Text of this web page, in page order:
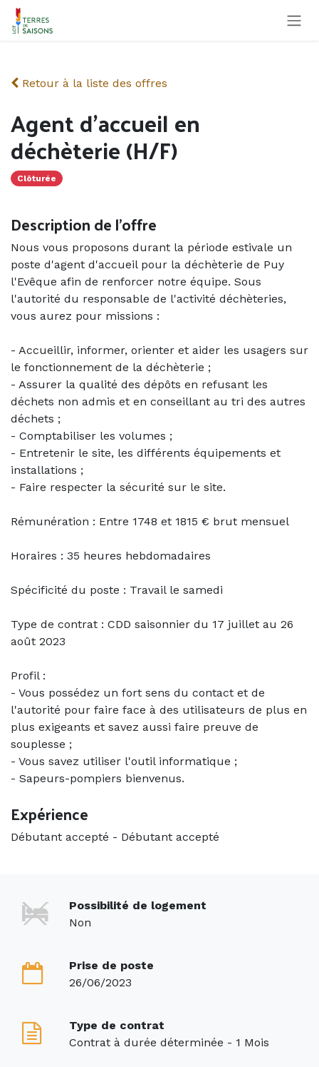
Se rendre au contenu
Retour à la liste des offres
Agent d'accueil en
déchèterie (H/F)
Clôturée
Description de l'offre
Nous vous proposons durant la période estivale un
poste d'agent d'accueil pour la déchèterie de Puy
l'Evêque afin de renforcer notre équipe. Sous
l'autorité du responsable de l'activité déchèteries,
vous aurez pour missions :
- Accueillir, informer, orienter et aider les usagers sur
le fonctionnement de la déchèterie ;
- Assurer la qualité des dépôts en refusant les
déchets non admis et en conseillant au tri des autres
déchets ;
- Comptabiliser les volumes ;
- Entretenir le site, les différents équipements et
installations ;
- Faire respecter la sécurité sur le site.
Rémunération : Entre 1748 et 1815 € brut mensuel
Horaires : 35 heures hebdomadaires
Spécificité du poste : Travail le samedi
Type de contrat : CDD saisonnier du 17 juillet au 26
août 2023
Profil :
- Vous possédez un fort sens du contact et de
l'autorité pour faire face à des utilisateurs de plus en
plus exigeants et savez aussi faire preuve de
souplesse ;
- Vous savez utiliser l'outil informatique ;
- Sapeurs-pompiers bienvenus.
Expérience
Débutant accepté - Débutant accepté
Possibilité de logement
Non
Prise de poste
26/06/2023
Type de contrat
Contrat à durée déterminée - 1 Mois